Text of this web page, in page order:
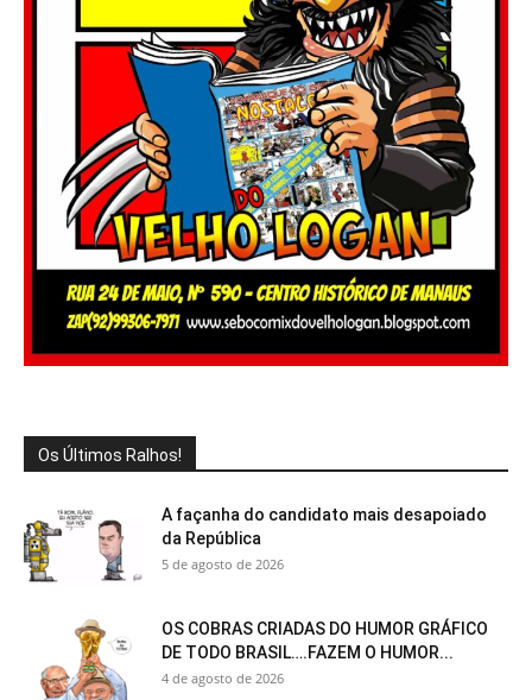
Os Últimos Ralhos!
A façanha do candidato mais desapoiado
da República
5 de agosto de 2026
OS COBRAS CRIADAS DO HUMOR GRÁFICO
DE TODO BRASIL….FAZEM O HUMOR...
4 de agosto de 2026